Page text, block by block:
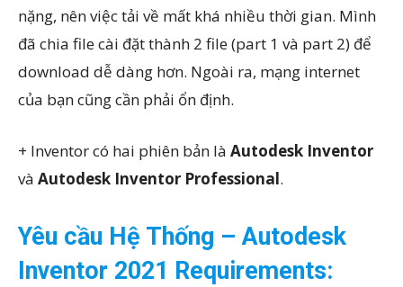
nặng, nên việc tải về mất khá nhiều thời gian. Mình
đã chia file cài đặt thành 2 file (part 1 và part 2) để
download dễ dàng hơn. Ngoài ra, mạng internet
của bạn cũng cần phải ổn định.
+ Inventor có hai phiên bản là Autodesk Inventor
và Autodesk Inventor Professional.
Yêu cầu Hệ Thống – Autodesk
Inventor 2021 Requirements: